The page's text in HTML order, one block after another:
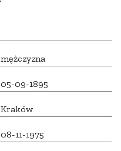
mężczyzna
05-09-1895
Kraków
08-11-1975